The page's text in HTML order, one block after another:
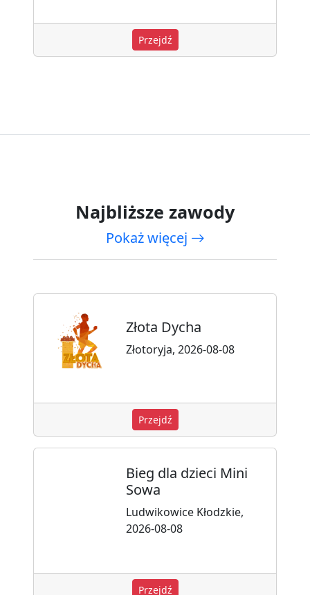
Przejdź
Najbliższe zawody
Pokaż więcej
Złota Dycha
Złotoryja, 2026-08-08
Przejdź
Bieg dla dzieci Mini
Sowa
Ludwikowice Kłodzkie,
2026-08-08
Przejdź